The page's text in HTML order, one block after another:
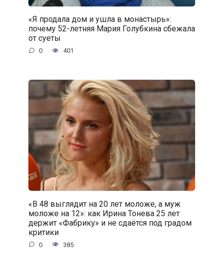
«Я продала дом и ушла в монастырь»:
почему 52-летняя Мария Голубкина сбежала
от суеты
0 401
«В 48 выглядит на 20 лет моложе, а муж
моложе на 12»: как Ирина Тонева 25 лет
держит «Фабрику» и не сдаётся под градом
критики
0 385